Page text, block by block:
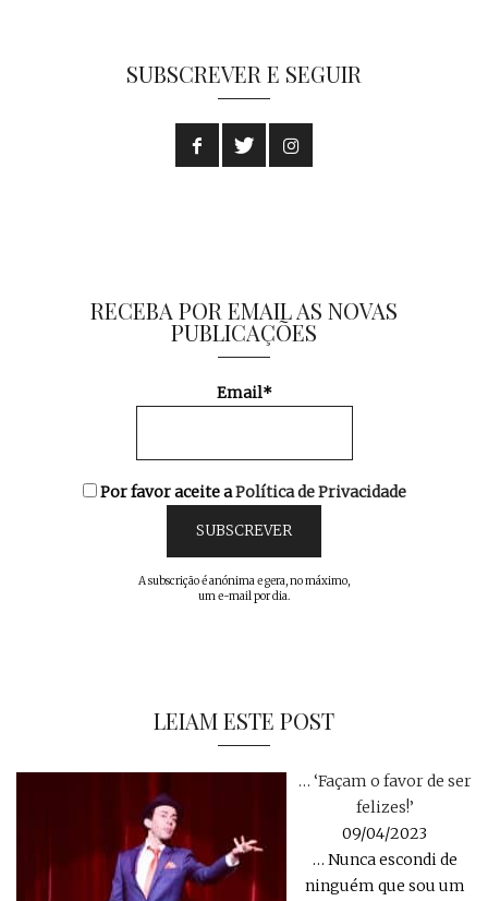
SUBSCREVER E SEGUIR
RECEBA POR EMAIL AS NOVAS
PUBLICAÇÕES
Email*
Por favor aceite aPolítica de Privacidade
A subscrição é anónima e gera, no máximo,
um e-mail por dia.
LEIAM ESTE POST
… ‘Façam o favor de ser
felizes!’
09/04/2023
… Nunca escondi de
ninguém que sou um